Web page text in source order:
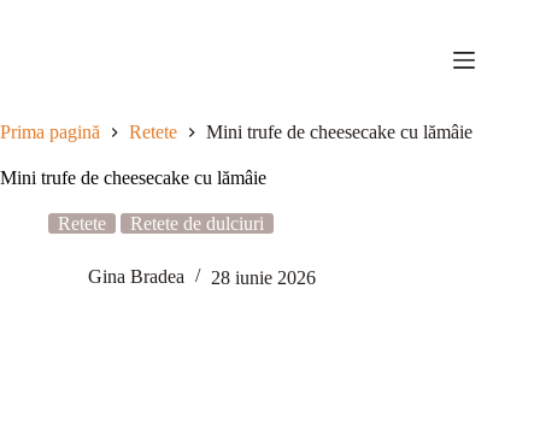
Prima pagină Retete Mini trufe de cheesecake cu lămâie
Mini trufe de cheesecake cu lămâie
Retete Retete de dulciuri
Gina Bradea 28 iunie 2026